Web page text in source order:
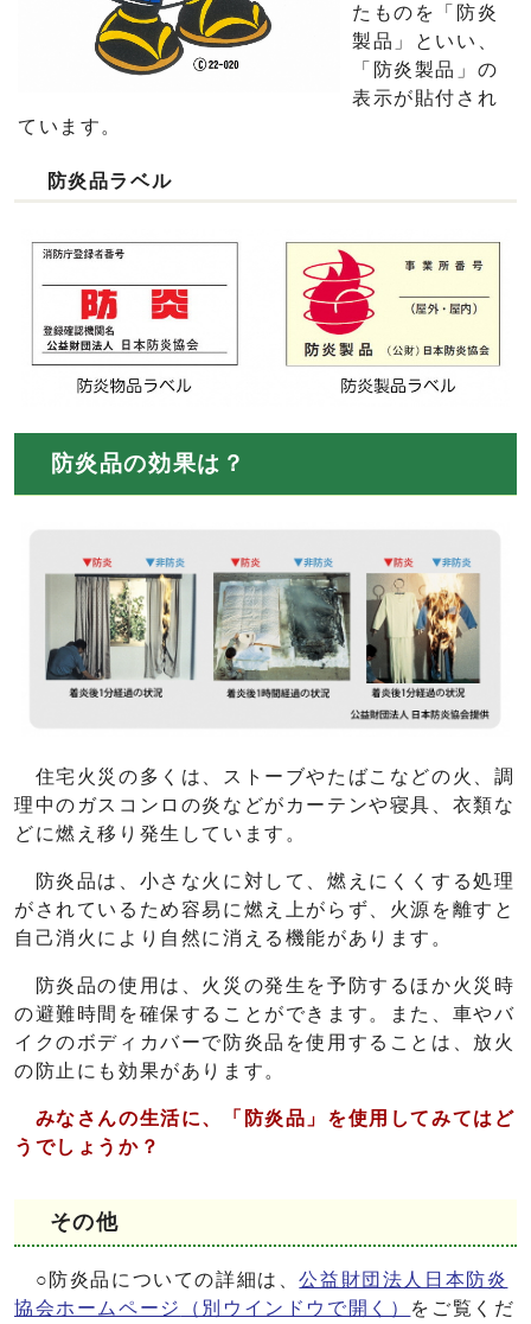
たものを「防炎
製品」といい、
「防炎製品」の
表示が貼付され
ています。
防炎品ラベル
防炎品の効果は？
住宅火災の多くは、ストーブやたばこなどの火、調
理中のガスコンロの炎などがカーテンや寝具、衣類な
どに燃え移り発生しています。
防炎品は、小さな火に対して、燃えにくくする処理
がされているため容易に燃え上がらず、火源を離すと
自己消火により自然に消える機能があります。
防炎品の使用は、火災の発生を予防するほか火災時
の避難時間を確保することができます。また、車やバ
イクのボディカバーで防炎品を使用することは、放火
の防止にも効果があります。
みなさんの生活に、「防炎品」を使用してみてはど
うでしょうか？
その他
○防炎品についての詳細は、公益財団法人日本防炎
協会ホームページ
（別ウインドウで開く） をご覧くだ